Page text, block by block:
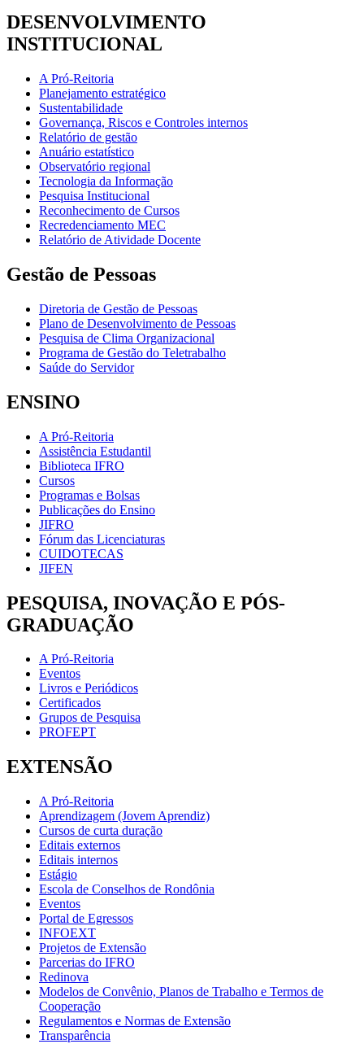
DESENVOLVIMENTO
INSTITUCIONAL
A Pró-Reitoria
Planejamento estratégico
Sustentabilidade
Governança, Riscos e Controles internos
Relatório de gestão
Anuário estatístico
Observatório regional
Tecnologia da Informação
Pesquisa Institucional
Reconhecimento de Cursos
Recredenciamento MEC
Relatório de Atividade Docente
Gestão de Pessoas
Diretoria de Gestão de Pessoas
Plano de Desenvolvimento de Pessoas
Pesquisa de Clima Organizacional
Programa de Gestão do Teletrabalho
Saúde do Servidor
ENSINO
A Pró-Reitoria
Assistência Estudantil
Biblioteca IFRO
Cursos
Programas e Bolsas
Publicações do Ensino
JIFRO
Fórum das Licenciaturas
CUIDOTECAS
JIFEN
PESQUISA, INOVAÇÃO E PÓS-
GRADUAÇÃO
A Pró-Reitoria
Eventos
Livros e Periódicos
Certificados
Grupos de Pesquisa
PROFEPT
EXTENSÃO
A Pró-Reitoria
Aprendizagem (Jovem Aprendiz)
Cursos de curta duração
Editais externos
Editais internos
Estágio
Escola de Conselhos de Rondônia
Eventos
Portal de Egressos
INFOEXT
Projetos de Extensão
Parcerias do IFRO
Redinova
Modelos de Convênio, Planos de Trabalho e Termos de
Cooperação
Regulamentos e Normas de Extensão
Transparência